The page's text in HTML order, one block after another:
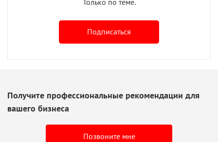
Только по теме.
Подписаться
Получите профессиональные рекомендации для
вашего бизнеса
Позвоните мне